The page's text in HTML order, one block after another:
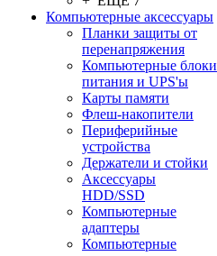
Компьютерные аксессуары
Планки защиты от
перенапряжения
Компьютерные блоки
питания и UPS'ы
Карты памяти
Флеш-накопители
Периферийные
устройства
Держатели и стойки
Аксессуары
HDD/SSD
Компьютерные
адаптеры
Компьютерные